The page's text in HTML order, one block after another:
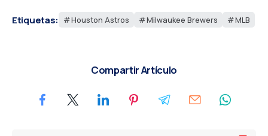
Etiquetas: Houston Astros Milwaukee Brewers MLB
Compartir Artículo